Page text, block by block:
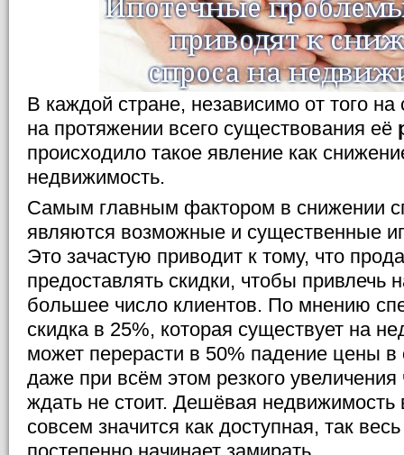
В каждой стране, независимо от того
на протяжении всего существования её
происходило такое явление как
недвижимость.
Самым главным фактором в снижении
являются возможные и существенные
Это зачастую приводит к тому, что
предоставлять скидки, чтобы привлечь
большее число клиентов. По мнению
скидка в 25%, которая существует на
может перерасти в 50% падение цены
даже при всём этом резкого увеличения
ждать не стоит. Дешёвая недвижимость
совсем значится как доступная, так